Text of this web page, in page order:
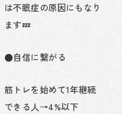
は不眠症の原因にもなり
ます💤
●自信に繋がる
筋トレを始めて1年継続
できる人→4%以下